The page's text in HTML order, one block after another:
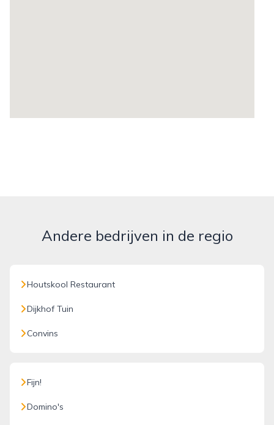
Andere bedrijven in de regio
Houtskool Restaurant
Dijkhof Tuin
Convins
Fijn!
Domino's